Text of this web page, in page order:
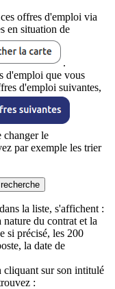
offres d'emploi via
en situation de
.
d'emploi que vous
d'emploi suivantes,
changer le
par exemple les trier
la liste, s'affichent :
du contrat et la
si précisé, les 200
la date de
cliquant sur son intitulé
: